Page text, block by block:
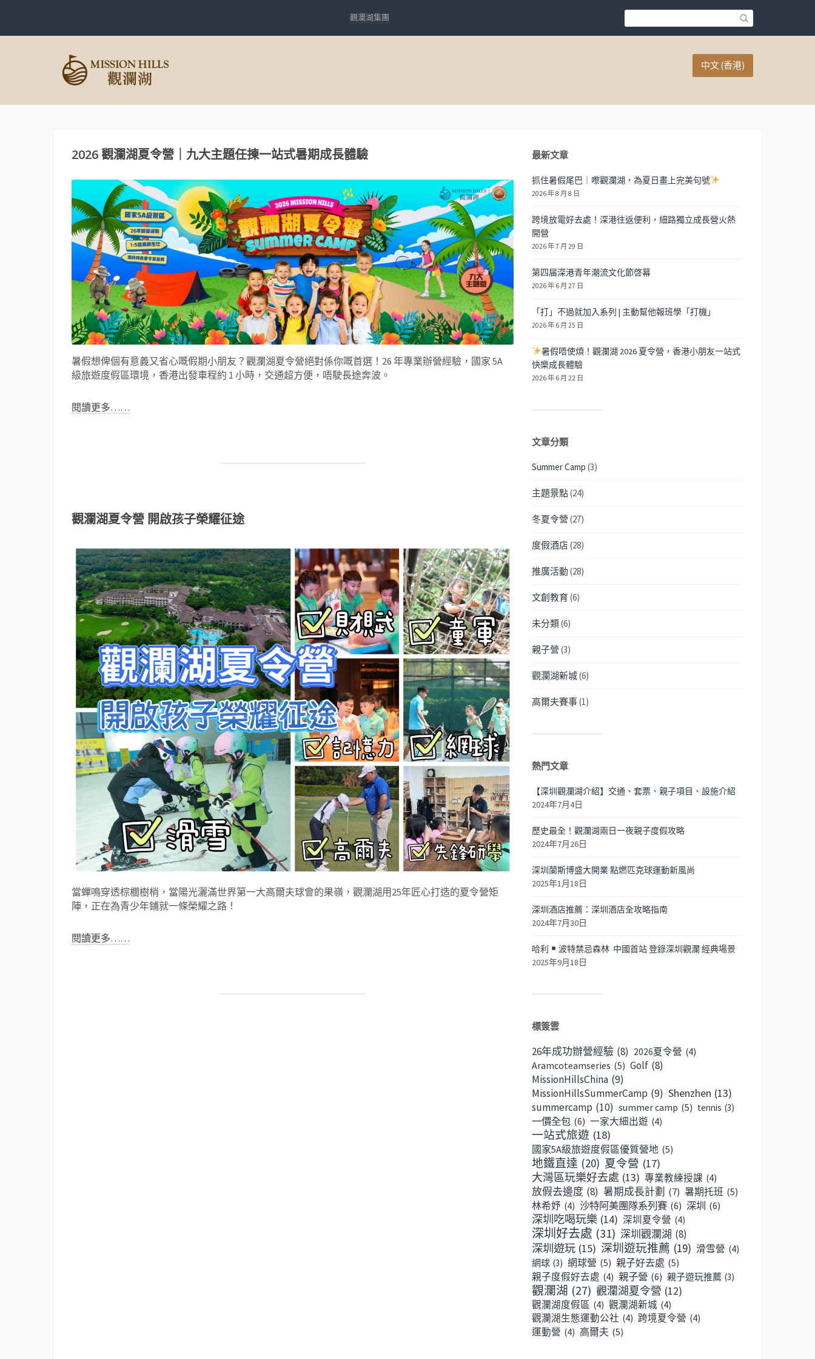
觀瀾湖集團
中文 (香港)
2026 觀瀾湖夏令營｜九大主題任揀一站式暑期成長體驗
暑假想俾個有意義又省心嘅假期小朋友？觀瀾湖夏令營絕對係你嘅首選！26 年專業辦營經驗，國家 5A
級旅遊度假區環境，香港出發車程約 1 小時，交通超方便，唔駛長途奔波。
閱讀更多……
觀瀾湖夏令營 開啟孩子榮耀征途
當蟬鳴穿透棕櫚樹梢，當陽光灑滿世界第一大高爾夫球會的果嶺，觀瀾湖用25年匠心打造的夏令營矩
陣，正在為青少年鋪就一條榮耀之路！
閱讀更多……
最新文章
抓住暑假尾巴｜嚟觀瀾湖，為夏日畫上完美句號
2026 年 8 月 8 日
跨境放電好去處！深港往返便利，細路獨立成長營火熱
開營
2026 年 7 月 29 日
第四届深港青年潮流文化節啓幕
2026 年 6 月 27 日
「打」不過就加入系列 | 主動幫他報班學「打機」
2026 年 6 月 25 日
暑假唔使煩！觀瀾湖 2026 夏令營，香港小朋友一站式
快樂成長體驗
2026 年 6 月 22 日
文章分類
Summer Camp (3)
主題景點(24)
冬夏令營 (27)
度假酒店(28)
推廣活動 (28)
文創教育 (6)
未分類(6)
親子營 (3)
觀瀾湖新城(6)
高爾夫賽事(1)
熱門文章
【深圳觀瀾湖介紹】交通、套票、親子項目、設施介紹
2024年7月4日
歷史最全！觀瀾湖兩日一夜親子度假攻略
2024年7月26日
深圳蘭斯博盛大開業 點燃匹克球運動新風尚
2025年1月18日
深圳酒店推薦：深圳酒店全攻略指南
2024年7月30日
哈利
波特禁忌森林 中國首站 登錄深圳觀瀾 經典場景
2025年9月18日
標簽雲
26年成功辦營經驗 (8) 2026夏令營 (4)
Aramcoteamseries (5) Golf (8)
MissionHillsChina (9)
MissionHillsSummerCamp (9) Shenzhen (13)
summercamp (10) summer camp (5) tennis (3)
一價全包 (6) 一家大細出遊 (4)
一站式旅遊 (18)
國家5A級旅遊度假區優質營地 (5)
地鐵直達 (20) 夏令營 (17)
大灣區玩樂好去處 (13) 專業教練授課 (4)
放假去邊度 (8) 暑期成長計劃 (7) 暑期托班 (5)
林希妤 (4) 沙特阿美團隊系列賽 (6) 深圳 (6)
深圳吃喝玩樂 (14) 深圳夏令營 (4)
深圳好去處 (31) 深圳觀瀾湖 (8)
深圳遊玩 (15) 深圳遊玩推薦 (19) 滑雪營 (4)
網球 (3) 網球營 (5) 親子好去處 (5)
親子度假好去處 (4) 親子營 (6) 親子遊玩推薦 (3)
觀瀾湖 (27) 觀瀾湖夏令營 (12)
觀瀾湖度假區 (4) 觀瀾湖新城 (4)
觀瀾湖生態運動公社 (4) 跨境夏令營 (4)
運動營 (4) 高爾夫 (5)